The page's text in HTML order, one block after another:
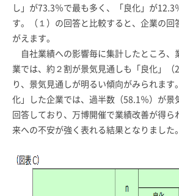
し」が73.3％で最も多く、「良化」が12.3
す。（１）の回答と比較すると、企業の回
がえます。
自社業績への影響毎に集計したところ、
業では、約２割が景気見通しも「良化」（
り、景気見通しが明るい傾向がみられます
化」した企業では、過半数（58.1％）が景
回答しており、万博開催で業績改善が得ら
来への不安が強く表れる結果となりました